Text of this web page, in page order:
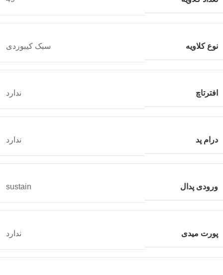
نوع کلاویه سبک کیبوردی
افترتاچ ندارد
درام پد ندارد
ورودی پدال sustain
پورت میدی ندارد